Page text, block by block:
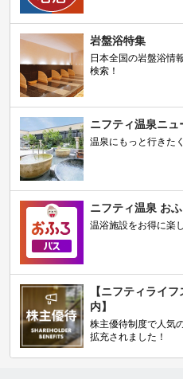
岩盤浴特集
日本全国の岩盤浴情
検索！
ニフティ温泉ニュ
温泉にもっと行きた
ニフティ温泉 お
温浴施設をお得に楽
【ニフティライ
内】
株主優待制度で人気
拡充されました！